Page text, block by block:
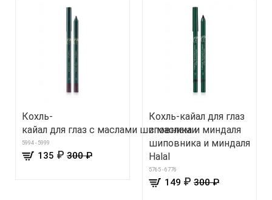
Кохль-
кайал для глаз с маслами шиповника и миндаля
5994 - 5999
135 ₽ 300 ₽
Кохль-кайал для глаз
с маслами
шиповника и миндаля
Halal
5765 - 6776
149 ₽ 300 ₽